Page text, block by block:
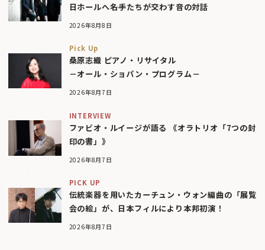
日ホールへ――名手たちが交わす音の対話
2026年8月8日
Pick Up
桑原志織 ピアノ・リサイタル
－オール・ショパン・プログラム－
2026年8月7日
INTERVIEW
ファビオ・ルイージが語る 《オラトリオ「7つの封
印の書」》
2026年8月7日
PICK UP
伝統楽器を用いたカーチュン・ウォン編曲の「展覧
会の絵」が、日本フィルにより本邦初演！
2026年8月7日